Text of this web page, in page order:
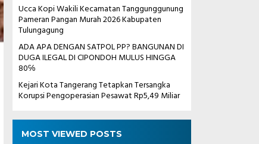
Ucca Kopi Wakili Kecamatan Tanggunggunung
Pameran Pangan Murah 2026 Kabupaten
Tulungagung
ADA APA DENGAN SATPOL PP? BANGUNAN DI
DUGA ILEGAL DI CIPONDOH MULUS HINGGA
80℅
Kejari Kota Tangerang Tetapkan Tersangka
Korupsi Pengoperasian Pesawat Rp5,49 Miliar
MOST VIEWED POSTS